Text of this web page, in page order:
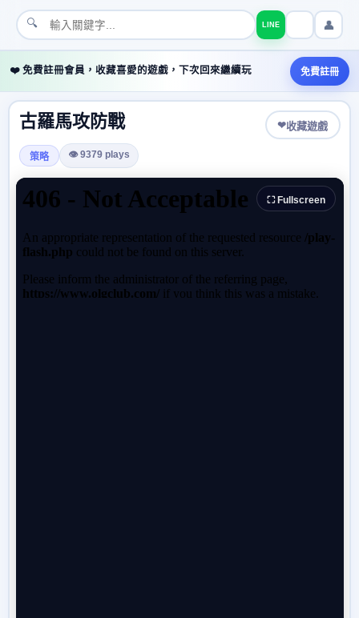
🔍 LINE 👤
❤️ 免費註冊會員，收藏喜愛的遊戲，下次回來繼續玩 免費註冊
古羅馬攻防戰 ❤收藏遊戲
策略 👁 9379 plays
⛶ Fullscreen